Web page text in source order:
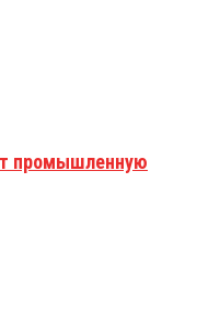
промышленную